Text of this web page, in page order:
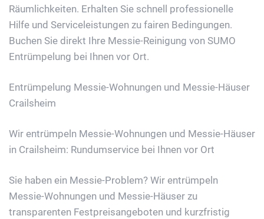
Räumlichkeiten. Erhalten Sie schnell professionelle
Hilfe und Serviceleistungen zu fairen Bedingungen.
Buchen Sie direkt Ihre Messie-Reinigung von SUMO
Entrümpelung bei Ihnen vor Ort.
Entrümpelung Messie-Wohnungen und Messie-Häuser
Crailsheim
Wir entrümpeln Messie-Wohnungen und Messie-Häuser
in Crailsheim: Rundumservice bei Ihnen vor Ort
Sie haben ein Messie-Problem? Wir entrümpeln
Messie-Wohnungen und Messie-Häuser zu
transparenten Festpreisangeboten und kurzfristig